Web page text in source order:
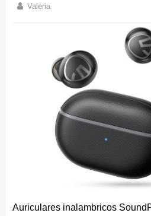
Valeria
Auriculares inalambricos